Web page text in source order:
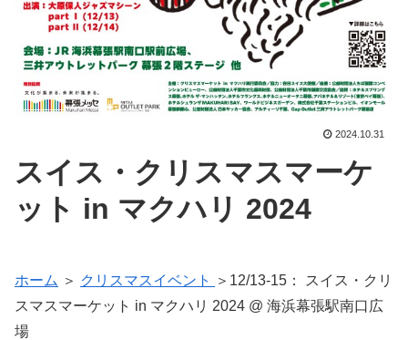
2024.10.31
スイス・クリスマスマーケ
ット in マクハリ 2024
ホーム ＞ クリスマスイベント
＞12/13-15： スイス・クリ
スマスマーケット in マクハリ 2024 @ 海浜幕張駅南口広
場